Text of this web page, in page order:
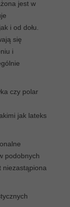
jest w
i od dołu.
się
i
czy polar
jak lateks
podobnych
niezastąpiona